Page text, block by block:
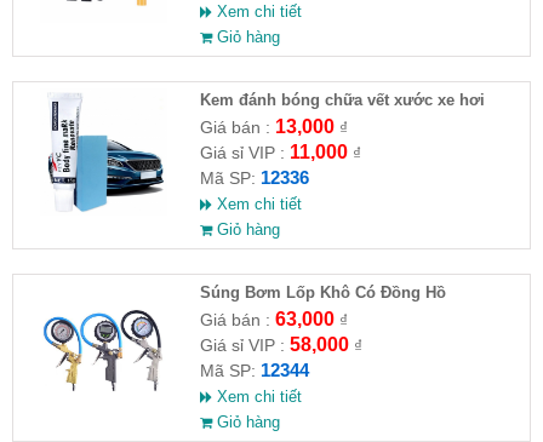
Xem chi tiết
Giỏ hàng
Kem đánh bóng chữa vết xước xe hơi
Giá bán : 13,000₫
Giá sỉ VIP : 11,000₫
Mã SP: 12336
Xem chi tiết
Giỏ hàng
Súng Bơm Lốp Khô Có Đồng Hồ
Giá bán : 63,000₫
Giá sỉ VIP : 58,000₫
Mã SP: 12344
Xem chi tiết
Giỏ hàng